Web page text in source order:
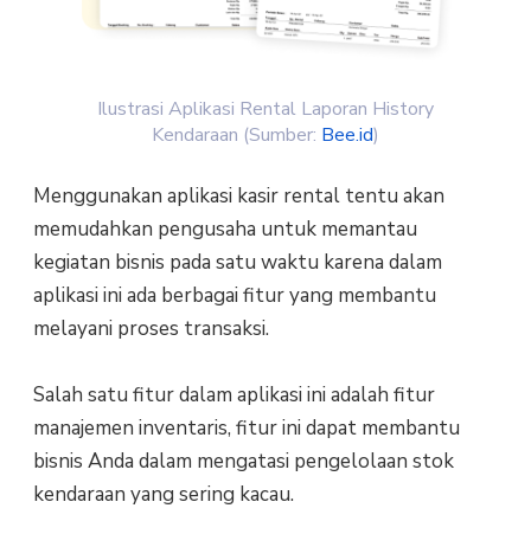
Ilustrasi Aplikasi Rental Laporan History
Kendaraan (Sumber: Bee.id)
Menggunakan aplikasi kasir rental tentu akan
memudahkan pengusaha untuk memantau
kegiatan bisnis pada satu waktu karena dalam
aplikasi ini ada berbagai fitur yang membantu
melayani proses transaksi.
Salah satu fitur dalam aplikasi ini adalah fitur
manajemen inventaris, fitur ini dapat membantu
bisnis Anda dalam mengatasi pengelolaan stok
kendaraan yang sering kacau.